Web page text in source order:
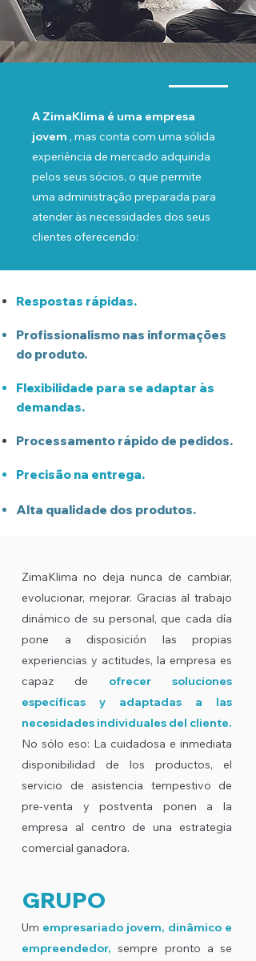
A ZimaKlima é uma empresa
jovem , mas conta com uma sólida
experiência de mercado adquirida
pelos seus sócios, o que permite
uma administração preparada para
atender às necessidades dos seus
clientes oferecendo:
Respostas rápidas.
Profissionalismo nas informações
do produto.
Flexibilidade para se adaptar às
demandas.
Processamento rápido de pedidos.
Precisão na entrega.
Alta qualidade dos produtos.
ZimaKlima no deja nunca de cambiar,
evolucionar, mejorar. Gracias al trabajo
dinámico de su personal, que cada día
pone a disposición las propias
experiencias y actitudes, la empresa es
capaz de ofrecer soluciones
específicas y adaptadas a las
necesidades individuales del cliente.
No sólo eso: La cuidadosa e inmediata
disponibilidad de los productos, el
servicio de asistencia tempestivo de
pre-venta y postventa ponen a la
empresa al centro de una estrategia
comercial ganadora.
GRUPO
Um empresariado jovem, dinâmico e
empreendedor, sempre pronto a se